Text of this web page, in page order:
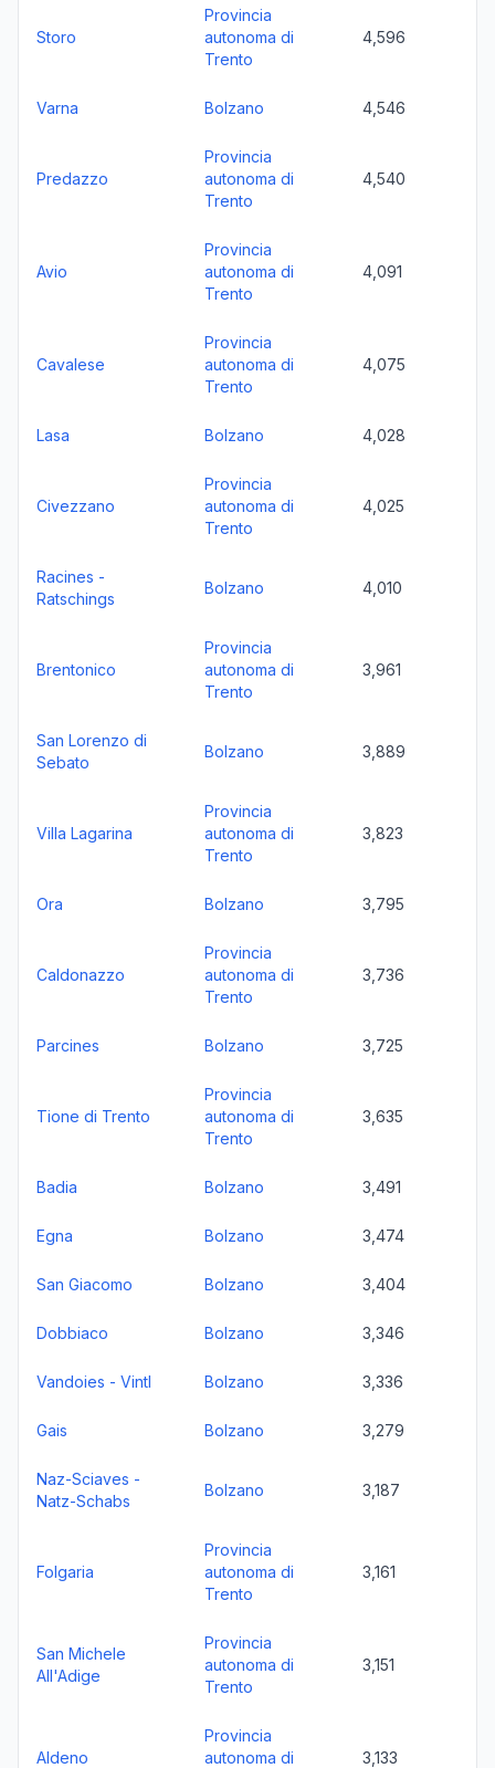
Storo
Provincia
autonoma di
Trento
4,596
Varna Bolzano 4,546
Predazzo
Provincia
autonoma di
Trento
4,540
Avio
Provincia
autonoma di
Trento
4,091
Cavalese
Provincia
autonoma di
Trento
4,075
Lasa Bolzano 4,028
Civezzano
Provincia
autonoma di
Trento
4,025
Racines -
Ratschings
Bolzano 4,010
Brentonico
Provincia
autonoma di
Trento
3,961
San Lorenzo di
Sebato
Bolzano 3,889
Villa Lagarina
Provincia
autonoma di
Trento
3,823
Ora Bolzano 3,795
Caldonazzo
Provincia
autonoma di
Trento
3,736
Parcines Bolzano 3,725
Tione di Trento
Provincia
autonoma di
Trento
3,635
Badia Bolzano 3,491
Egna Bolzano 3,474
San Giacomo Bolzano 3,404
Dobbiaco Bolzano 3,346
Vandoies - Vintl Bolzano 3,336
Gais Bolzano 3,279
Naz-Sciaves -
Natz-Schabs
Bolzano 3,187
Folgaria
Provincia
autonoma di
Trento
3,161
San Michele
All'Adige
Provincia
autonoma di
Trento
3,151
Aldeno
Provincia
autonoma di
3,133